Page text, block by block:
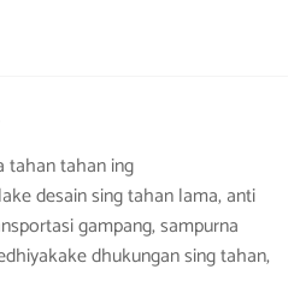
tahan tahan ing
desain sing tahan lama, anti
gampang, sampurna
dhukungan sing tahan,